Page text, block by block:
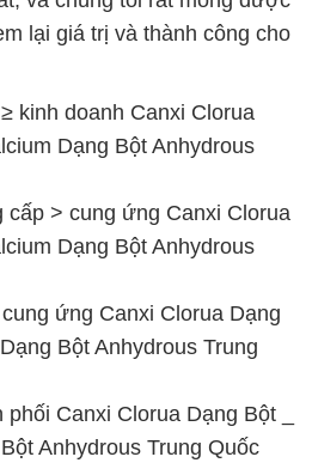
ứng Canxi Clorua Dạng
Bột Anhydrous Trung
Canxi Clorua Dạng Bột _
Anhydrous Trung Quốc
phối ≈ kinh doanh Canxi
Calcium Dạng Bột
China
doanh Canxi Clorua Dạng
Bột Anhydrous Trung
ứng Canxi Clorua Dạng
Bột Anhydrous Trung